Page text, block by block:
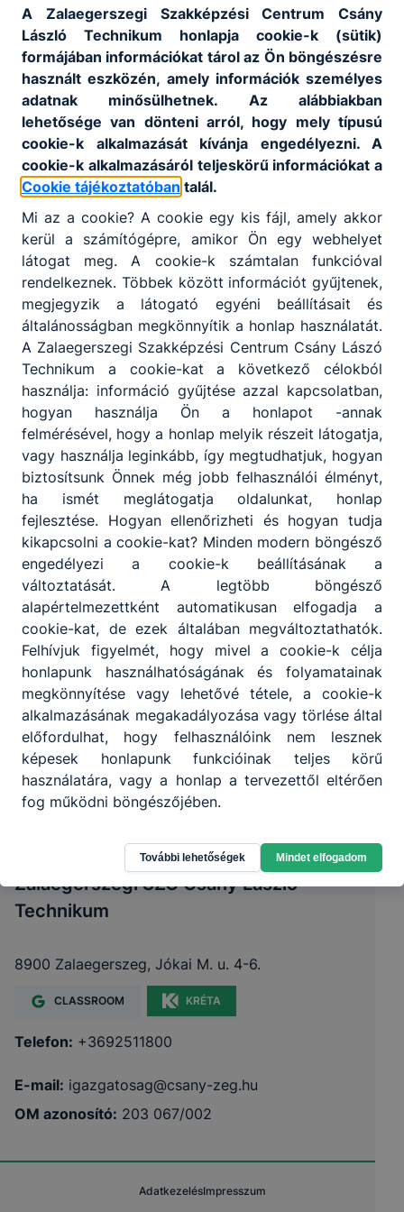
szükséges tudásbázist diákjaink számára.
ZSZC_CSÁNY_Egészségfejlesztési_program_20
22010_végleges_jóváhagyott.pdf
Letöltés
ZSZC_CSÁNY_Nevelési_program_202210_végle
ges_jóváhagyott.pdf
Letöltés
ZSZC_CSÁNY_Oktatási_program_2026_02_06_j
óváhagyott.pdf
Letöltés
Partnereink
Zalaegerszegi SZC Csány László
Technikum
8900 Zalaegerszeg, Jókai M. u. 4-6.
CLASSROOM KRÉTA
Telefon: +3692511800
E-mail: igazgatosag@csany-zeg.hu
OM azonosító: 203 067/002
AdatkezelésImpresszum
A Zalaegerszegi Szakképzési Centrum Csány
László Technikum honlapja cookie-k (sütik)
formájában információkat tárol az Ön böngészésre
használt eszközén, amely információk személyes
adatnak minősülhetnek. Az alábbiakban
lehetősége van dönteni arról, hogy mely típusú
cookie-k alkalmazását kívánja engedélyezni. A
cookie-k alkalmazásáról teljeskörű információkat a
Cookie tájékoztatóban talál.
Mi az a cookie? A cookie egy kis fájl, amely akkor
kerül a számítógépre, amikor Ön egy webhelyet
látogat meg. A cookie-k számtalan funkcióval
rendelkeznek. Többek között információt gyűjtenek,
megjegyzik a látogató egyéni beállításait és
általánosságban megkönnyítik a honlap használatát.
A Zalaegerszegi Szakképzési Centrum Csány Lászó
Technikum a cookie-kat a következő célokból
használja: információ gyűjtése azzal kapcsolatban,
hogyan használja Ön a honlapot -annak
felmérésével, hogy a honlap melyik részeit látogatja,
vagy használja leginkább, így megtudhatjuk, hogyan
biztosítsunk Önnek még jobb felhasználói élményt,
ha ismét meglátogatja oldalunkat, honlap
fejlesztése. Hogyan ellenőrizheti és hogyan tudja
kikapcsolni a cookie-kat? Minden modern böngésző
engedélyezi a cookie-k beállításának a
változtatását. A legtöbb böngésző
alapértelmezettként automatikusan elfogadja a
cookie-kat, de ezek általában megváltoztathatók.
Felhívjuk figyelmét, hogy mivel a cookie-k célja
honlapunk használhatóságának és folyamatainak
megkönnyítése vagy lehetővé tétele, a cookie-k
alkalmazásának megakadályozása vagy törlése által
előfordulhat, hogy felhasználóink nem lesznek
képesek honlapunk funkcióinak teljes körű
használatára, vagy a honlap a tervezettől eltérően
fog működni böngészőjében.
További lehetőségek Mindet elfogadom